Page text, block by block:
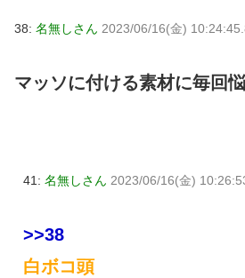
38: 名無しさん 2023/06/16(金)
マッソに付ける素材に毎回
41: 名無しさん 2023/06/16(金)
>>38
白ボコ頭